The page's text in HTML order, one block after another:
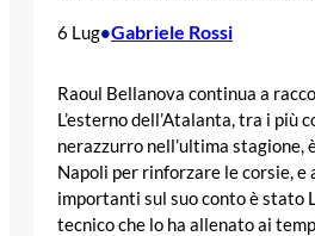
6 Lug•Gabriele Rossi
Raoul Bellanova continua a
L’esterno dell’Atalanta, tra i più
nerazzurro nell’ultima stagione,
Napoli per rinforzare le corsie, e
importanti sul suo conto è stato
tecnico che lo ha allenato ai